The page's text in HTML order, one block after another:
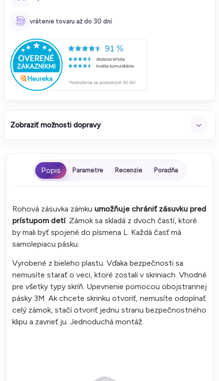
vrátenie tovaru až do 30 dní
Zobraziť možnosti dopravy
Parametre Recenzie Poradňa
Rohová zásuvka zámku umožňuje chrániť zásuvku pred
prístupom detí. Zámok sa skladá z dvoch častí, ktoré
by mali byť spojené do písmena L. Každá časť má
samolepiacu pásku.
Vyrobené z bieleho plastu. Vďaka bezpečnosti sa
nemusíte starať o veci, ktoré zostali v skriniach. Vhodné
pre všetky typy skríň. Upevnenie pomocou obojstrannej
pásky 3M. Ak chcete skrinku otvoriť, nemusíte odopínať
celý zámok, stačí otvoriť jednu stranu bezpečnostného
klipu a zavrieť ju. Jednoduchá montáž.